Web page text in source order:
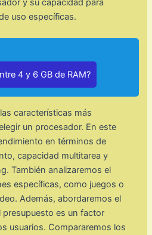
y su capacidad para
uso específicas.
4 y 6 GB de RAM?
características más
un procesador. En este
en términos de
capacidad multitarea y
También analizaremos el
específicas, como juegos o
Además, abordaremos el
presupuesto es un factor
usuarios. Compararemos los